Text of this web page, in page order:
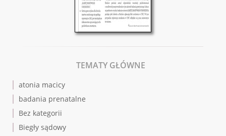
TEMATY GŁÓWNE
atonia macicy
badania prenatalne
Bez kategorii
Biegły sądowy